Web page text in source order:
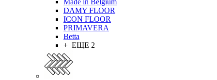
Made in Belgium
DAMY FLOOR
ICON FLOOR
PRIMAVERA
Betta
+ ЕЩЕ 2